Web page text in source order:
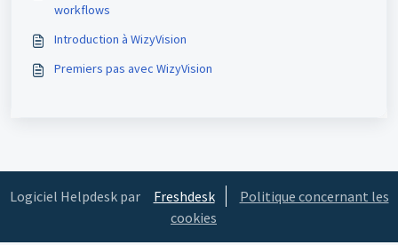
workflows
Introduction à WizyVision
Premiers pas avec WizyVision
Logiciel Helpdesk par Freshdesk
Politique concernant les
cookies